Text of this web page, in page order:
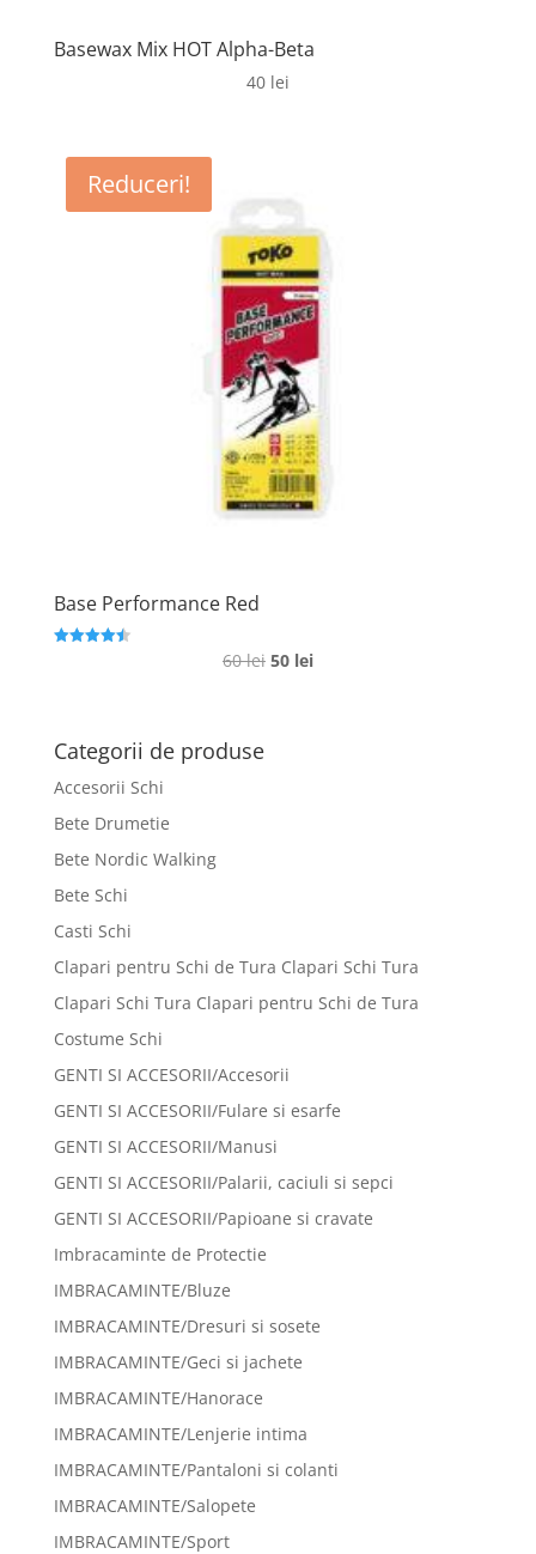
Basewax Mix HOT Alpha-Beta
40 lei
Reduceri!
Base Performance Red
60lei Prețul
50 leiPrețul
Categorii de produse
Accesorii Schi
Bete Drumetie
Bete Nordic Walking
Bete Schi
Casti Schi
Clapari pentru Schi de Tura Clapari Schi Tura
Clapari Schi Tura Clapari pentru Schi de Tura
Costume Schi
GENTI SI ACCESORII/Accesorii
GENTI SI ACCESORII/Fulare si esarfe
GENTI SI ACCESORII/Manusi
GENTI SI ACCESORII/Palarii, caciuli si sepci
GENTI SI ACCESORII/Papioane si cravate
Imbracaminte de Protectie
IMBRACAMINTE/Bluze
IMBRACAMINTE/Dresuri si sosete
IMBRACAMINTE/Geci si jachete
IMBRACAMINTE/Hanorace
IMBRACAMINTE/Lenjerie intima
IMBRACAMINTE/Pantaloni si colanti
IMBRACAMINTE/Salopete
IMBRACAMINTE/Sport